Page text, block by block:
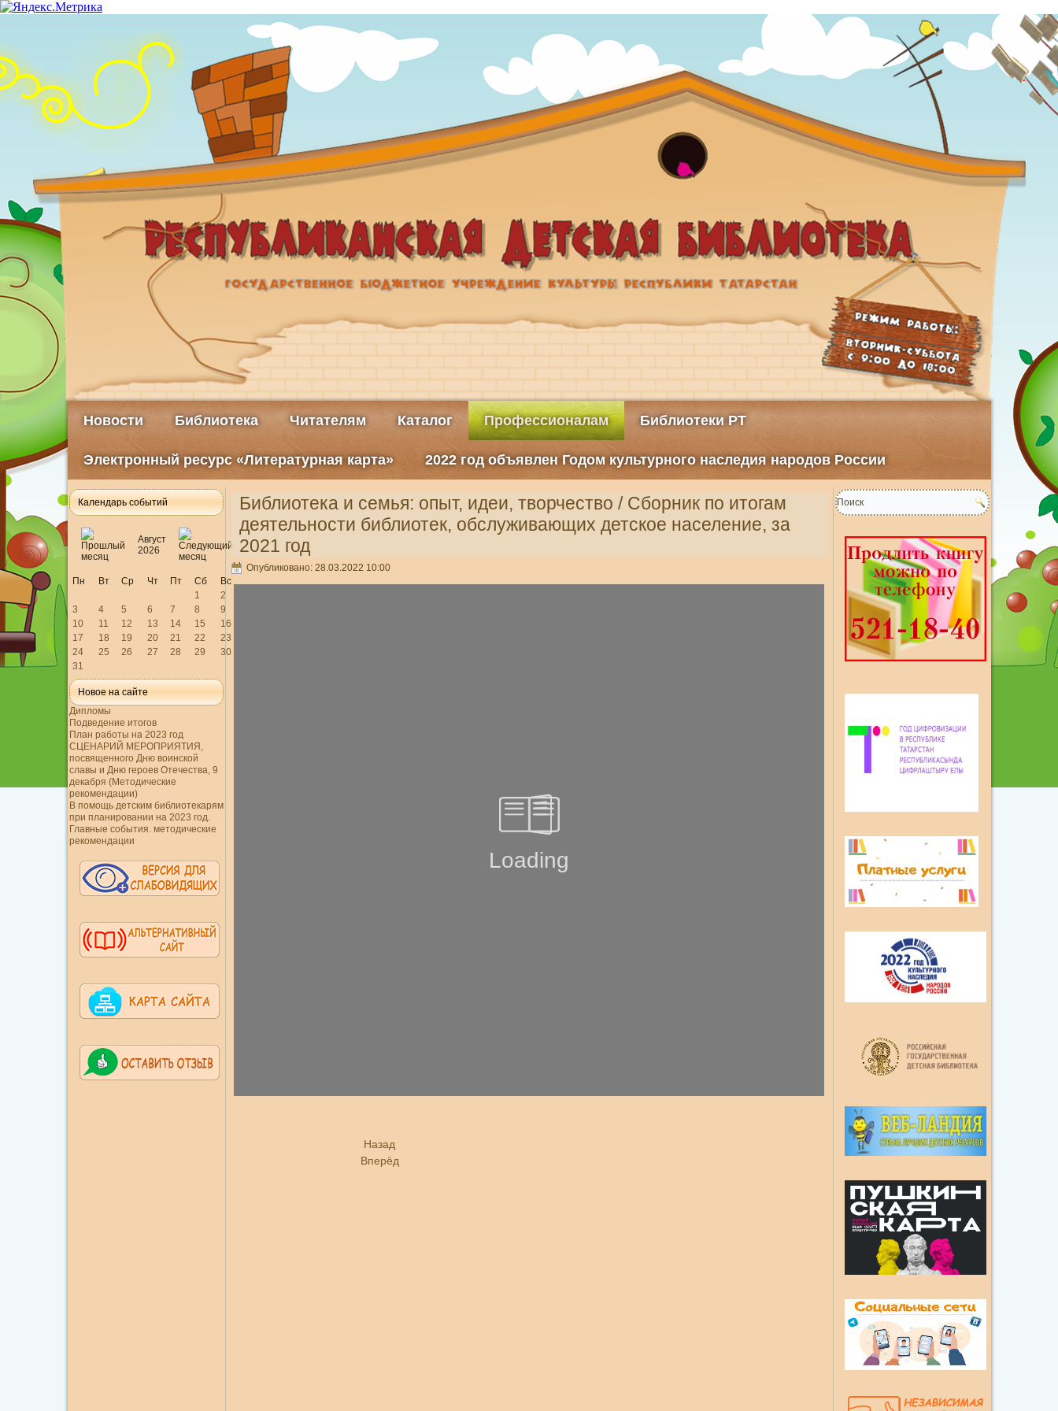
Новости Библиотека Читателям Каталог Профессионалам Библиотеки РТ
Электронный ресурс «Литературная карта» 2022 год объявлен Годом культурного наследия народов России
Календарь событий
Август
2026
Пн Вт Ср Чт Пт Сб
Вс
1
2
3
4 5 6 7 8
9
10
11 12 13 14 15
16
17
18 19 20 21 22
23
24
25 26 27 28 29
30
31
Новое на сайте
Дипломы
Подведение итогов
План работы на 2023 год
СЦЕНАРИЙ МЕРОПРИЯТИЯ,
посвященного Дню воинской
славы и Дню героев Отечества, 9
декабря (Методические
рекомендации)
В помощь детским библиотекарям
при планировании на 2023 год.
Главные события. методические
рекомендации
Библиотека и семья: опыт, идеи, творчество / Сборник по итогам
деятельности библиотек, обслуживающих детское население, за
2021 год
Опубликовано: 28.03.2022 10:00
Назад
Вперёд